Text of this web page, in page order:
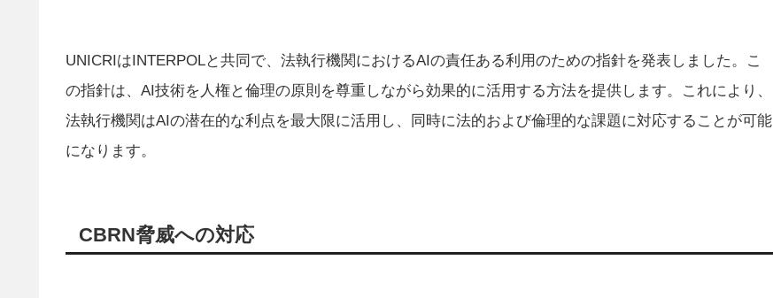
UNICRIはINTERPOLと共同で、法執行機関におけるAIの責任ある利用のための指針を発表しました。こ
の指針は、AI技術を人権と倫理の原則を尊重しながら効果的に活用する方法を提供します。これにより、
法執行機関はAIの潜在的な利点を最大限に活用し、同時に法的および倫理的な課題に対応することが可能
になります。
CBRN脅威への対応